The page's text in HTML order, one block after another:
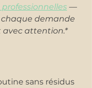
—
demande
attention.*
sans résidus